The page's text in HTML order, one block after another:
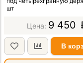
шт
9 450
В